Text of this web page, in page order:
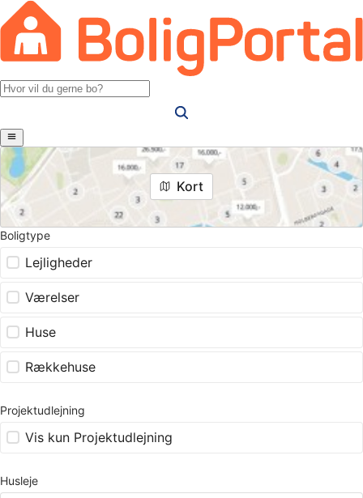
Kort
Boligtype
Lejligheder
Værelser
Huse
Rækkehuse
Projektudlejning
Vis kun Projektudlejning
Husleje